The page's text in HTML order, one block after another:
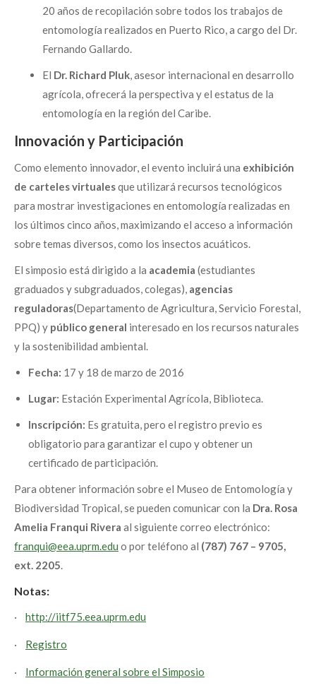
20 años de recopilación sobre todos los trabajos de
entomología realizados en Puerto Rico, a cargo del Dr.
Fernando Gallardo.
El Dr. Richard Pluk, asesor internacional en desarrollo
agrícola, ofrecerá la perspectiva y el estatus de la
entomología en la región del Caribe.
Innovación y Participación
Como elemento innovador, el evento incluirá una exhibición
de carteles virtualesque utilizará recursos tecnológicos
para mostrar investigaciones en entomología realizadas en
los últimos cinco años, maximizando el acceso a información
sobre temas diversos, como los insectos acuáticos.
El simposio está dirigido a la academia (estudiantes
graduados y subgraduados, colegas), agencias
reguladoras(Departamento de Agricultura, Servicio Forestal,
PPQ) y público general interesado en los recursos naturales
y la sostenibilidad ambiental.
Fecha: 17 y 18 de marzo de 2016
Lugar: Estación Experimental Agrícola, Biblioteca.
Inscripción: Es gratuita, pero el registro previo es
obligatorio para garantizar el cupo y obtener un
certificado de participación.
Para obtener información sobre el Museo de Entomología y
Biodiversidad Tropical, se pueden comunicar con la Dra. Rosa
Amelia Franqui Rivera al siguiente correo electrónico:
franqui@eea.uprm.edu o por teléfono al (787) 767 – 9705,
ext. 2205.
Notas:
· http://iitf75.eea.uprm.edu
· Registro
· Información general sobre el Simposio